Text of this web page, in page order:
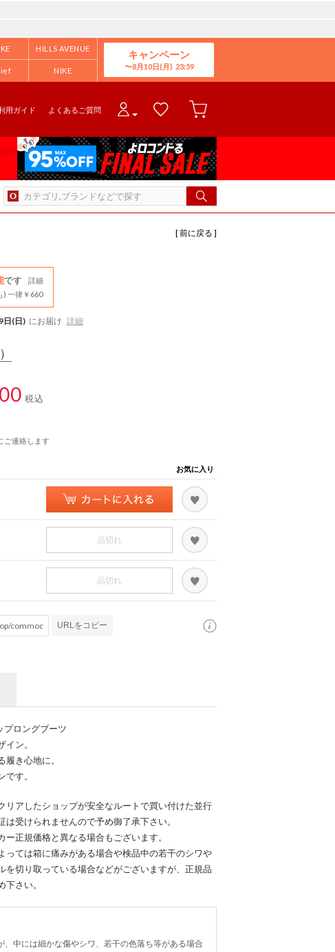
HILLS AVENUE
NIKE
キャンペーン
8月10日(月)
用ガイド よくあるご質問
[ 前に戻る ]
です
詳細
) 一律￥660
日(日) にお届け 詳細
税込
ご連絡します
お気に入り
品切れ
品切れ
URLをコピー
プロングブーツ
ン。
き心地に。
す。
アしたショップが安全なルートで買い付けた並行
受けられませんので予め御了承下さい。
正規価格と異なる場合もございます。
ては箱に痛みがある場合や検品中の若干のシワや
を切り取っている場合などがございますが、正規品
さい。
中には細かな傷やシワ、若干の色落ち等がある場合